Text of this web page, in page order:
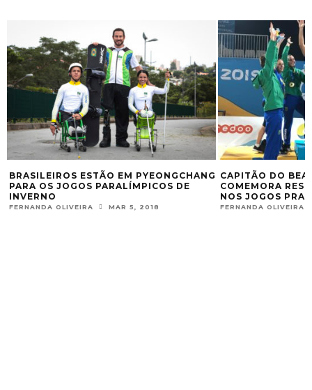
BRASILEIROS ESTÃO EM PYEONGCHANG
PARA OS JOGOS PARALÍMPICOS DE
INVERNO
FERNANDA OLIVEIRA MAR 5, 2018
CAPITÃO DO
COMEMORA
NOS JOGOS
FERNANDA OLIVEIRA